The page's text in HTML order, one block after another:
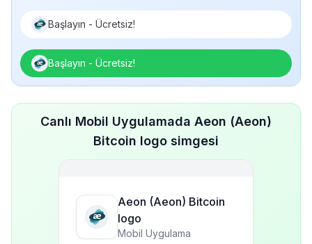
Başlayın - Ücretsiz!
Başlayın - Ücretsiz!
Canlı Mobil Uygulamada Aeon (Aeon)
Bitcoin logo simgesi
Aeon (Aeon) Bitcoin
logo
Mobil Uygulama